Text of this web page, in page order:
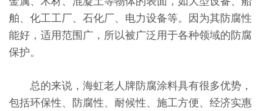
舶、化工工厂、石化厂、电力设备等。因为其防腐性
能好，适用范围广，所以被广泛用于各种领域的防腐
保护。
总的来说，海虹老人牌防腐涂料具有很多优势，
包括环保性、防腐性、耐候性、施工方便、经济实惠